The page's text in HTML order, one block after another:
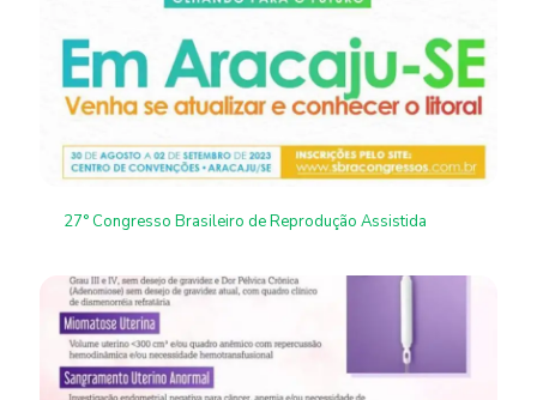
27° Congresso Brasileiro de Reprodução Assistida